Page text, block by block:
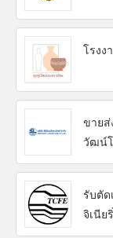
โรงง
ขายส่
วัฒน์
รับตั
จิเนีย